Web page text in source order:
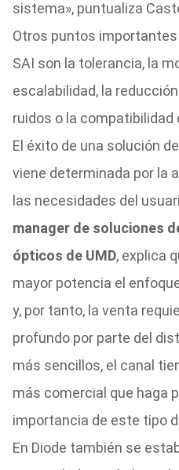
sistema», puntualiza
Otros puntos
SAI son la tolerancia, la
escalabilidad, la
ruidos o la
El éxito de una solución
viene determinada por la
las necesidades del
manager de soluciones
ópticos de UMD, explica
mayor potencia el
y, por tanto, la venta
profundo por parte del
más sencillos, el canal
más comercial que haga
importancia de este tipo
En Diode también se